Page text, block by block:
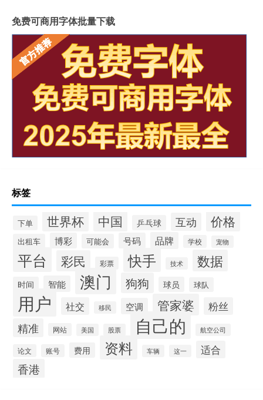
免费可商用字体批量下载
标签
下单 世界杯 中国 乒乓球 互动 价格
出租车 博彩 可能会 号码 品牌 学校 宠物
平台 彩民 彩票 快手 技术 数据
时间 智能 澳门 狗狗 球员 球队
用户 社交 移民 空调 管家婆 粉丝
精准 网站 美国 股票 自己的 航空公司
论文 账号 费用 资料 车辆 这一 适合
香港